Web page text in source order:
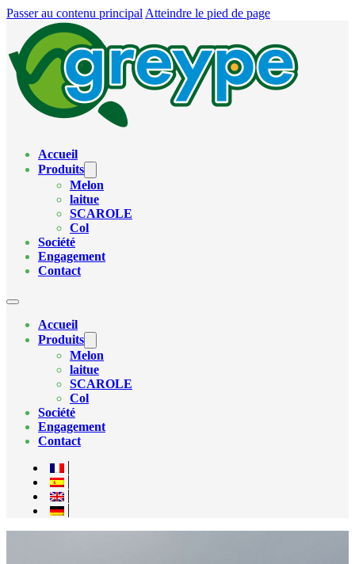
Passer au contenu principal Atteindre le pied de page
Accueil
Produits
Melon
laitue
SCAROLE
Col
Société
Engagement
Contact
Accueil
Produits
Melon
laitue
SCAROLE
Col
Société
Engagement
Contact